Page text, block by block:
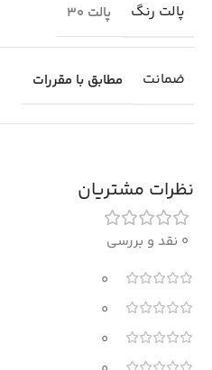
پالت رنگ پالت 30
ضمانت مطابق با مقررات
نظرات مشتریان
0 نقد و بررسی
0
0
0